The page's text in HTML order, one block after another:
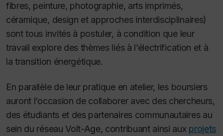
fibres, peinture, photographie, arts imprimés,
céramique, design et approches interdisciplinaires)
sont tous invités à postuler, à condition que leur
travail explore des thèmes liés à l’électrification et à
la transition énergétique.
En parallèle de leur pratique en atelier, les boursiers
auront l’occasion de collaborer avec des chercheurs,
des étudiants et des partenaires communautaires au
sein du réseau Volt-Age, contribuant ainsi aux projets